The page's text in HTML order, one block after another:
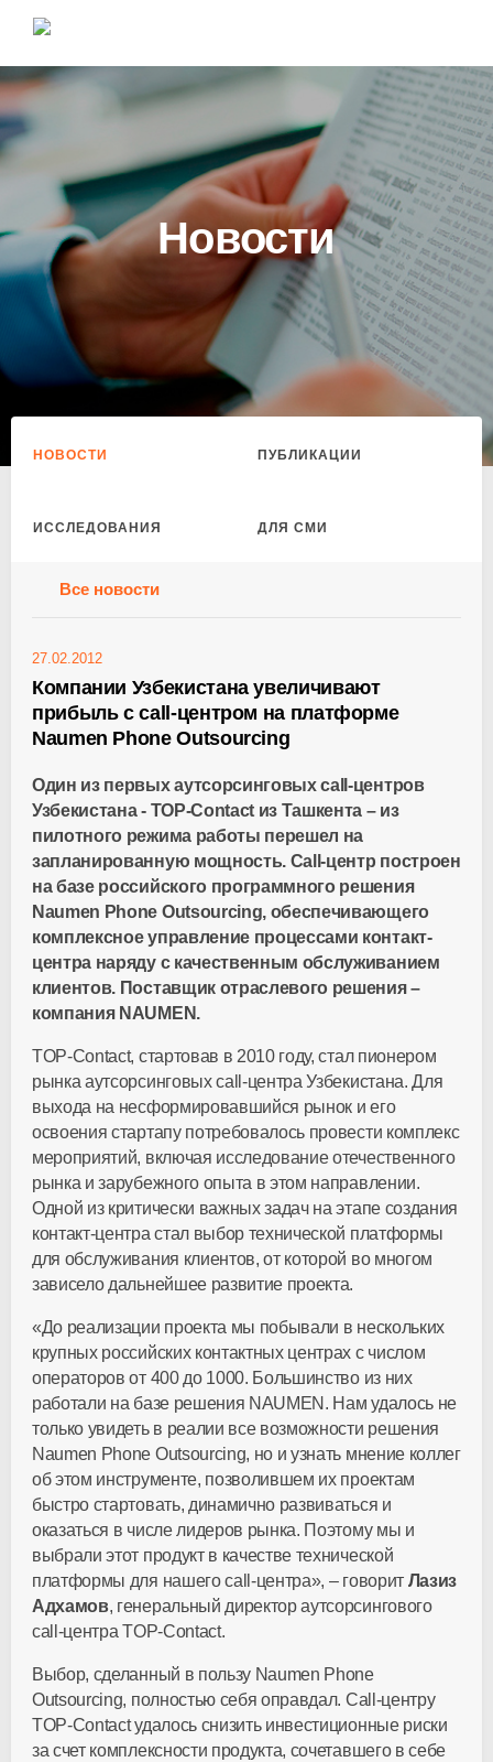
Новости
НОВОСТИ ПУБЛИКАЦИИ
ИССЛЕДОВАНИЯ ДЛЯ СМИ
Все новости
27.02.2012
Компании Узбекистана увеличивают
прибыль с call-центром на платформе
Naumen Phone Outsourcing
Один из первых аутсорсинговых call-центров
Узбекистана - TOP-Contact из Ташкента – из
пилотного режима работы перешел на
запланированную мощность. Call-центр построен
на базе российского программного решения
Naumen Phone Outsourcing, обеспечивающего
комплексное управление процессами контакт-
центра наряду с качественным обслуживанием
клиентов. Поставщик отраслевого решения –
компания NAUMEN.
TOP-Contact, стартовав в 2010 году, стал пионером
рынка аутсорсинговых call-центра Узбекистана. Для
выхода на несформировавшийся рынок и его
освоения стартапу потребовалось провести комплекс
мероприятий, включая исследование отечественного
рынка и зарубежного опыта в этом направлении.
Одной из критически важных задач на этапе создания
контакт-центра стал выбор технической платформы
для обслуживания клиентов, от которой во многом
зависело дальнейшее развитие проекта.
«До реализации проекта мы побывали в нескольких
крупных российских контактных центрах с числом
операторов от 400 до 1000. Большинство из них
работали на базе решения NAUMEN. Нам удалось не
только увидеть в реалии все возможности решения
Naumen Phone Outsourcing, но и узнать мнение коллег
об этом инструменте, позволившем их проектам
быстро стартовать, динамично развиваться и
оказаться в числе лидеров рынка. Поэтому мы и
выбрали этот продукт в качестве технической
платформы для нашего call-центра», – говорит Лазиз
Адхамов, генеральный директор аутсорсингового
call-центра TOP-Contact.
Выбор, сделанный в пользу Naumen Phone
Outsourcing, полностью себя оправдал. Call-центру
TOP-Contact удалось снизить инвестиционные риски
за счет комплексности продукта, сочетавшего в себе